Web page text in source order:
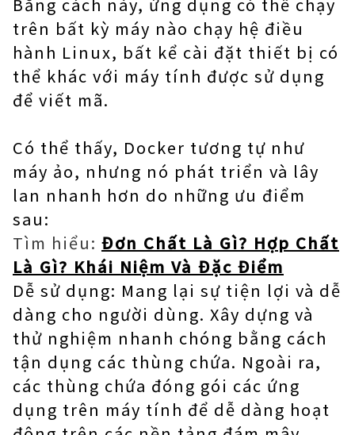
trên bất kỳ máy nào chạy hệ điều
hành Linux, bất kể cài đặt thiết bị có
thể khác với máy tính được sử dụng
để viết mã.
Có thể thấy, Docker tương tự như
máy ảo, nhưng nó phát triển và lây
lan nhanh hơn do những ưu điểm
sau:
Tìm hiểu: Đơn Chất Là Gì? Hợp Chất
Là Gì? Khái Niệm Và Đặc Điểm
Dễ sử dụng: Mang lại sự tiện lợi và dễ
dàng cho người dùng. Xây dựng và
thử nghiệm nhanh chóng bằng cách
tận dụng các thùng chứa. Ngoài ra,
các thùng chứa đóng gói các ứng
dụng trên máy tính để dễ dàng hoạt